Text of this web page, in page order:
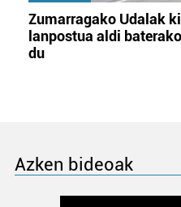
Zumarragako Udalak
lanpostua aldi
du
Azken bideoak